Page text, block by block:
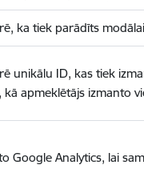
ka tiek parādīts
unikālu ID, kas tiek
kā apmeklētājs izmanto
Google Analytics, lai